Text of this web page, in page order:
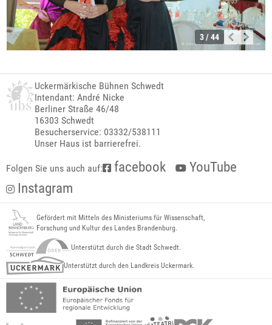
3 / 44
Uckermärkische Bühnen Schwedt
Intendant: André Nicke
Berliner Straße 46/48
16303 Schwedt
Besucherservice: 03332/538111
Unser Haus ist barrierefrei.
Folgen Sie uns auch auf: facebook
YouTube
Instagram
Gefördert mit Mitteln des Ministeriums für Wissenschaft,
Forschung und Kultur des Landes Brandenburg.
Unterstützt durch die Stadt Schwedt.
Unterstützt durch den Landkreis Uckermark.